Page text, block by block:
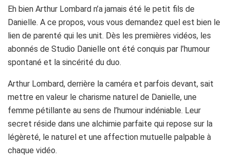
Eh bien Arthur Lombard n’a jamais été le petit fils de
Danielle. A ce propos, vous vous demandez quel est bien le
lien de parenté qui les unit. Dès les premières vidéos, les
abonnés de Studio Danielle ont été conquis par l’humour
spontané et la sincérité du duo.
Arthur Lombard, derrière la caméra et parfois devant, sait
mettre en valeur le charisme naturel de Danielle, une
femme pétillante au sens de l’humour indéniable. Leur
secret réside dans une alchimie parfaite qui repose sur la
légèreté, le naturel et une affection mutuelle palpable à
chaque vidéo.